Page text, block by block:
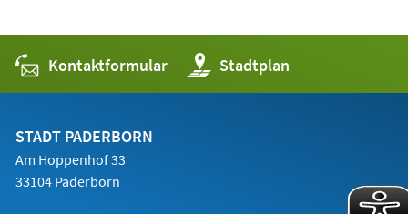
Kontaktformular Stadtplan
(Öffnet
in
einem
STADT PADERBORN
Am Hoppenhof 33
33104 Paderborn